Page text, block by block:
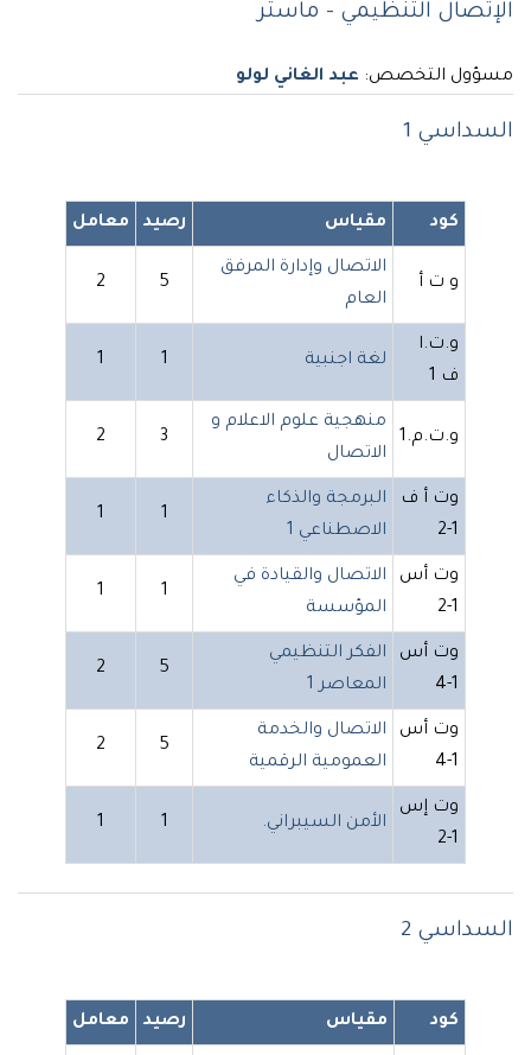
الإتصال التنظيمي - ماستر
مسؤول التخصص: عبد الغاني لولو
السداسي 1
كود مقياس رصيد معامل
و ت أ
الاتصال وإدارة المرفق
العام
5
2
و.ت.ا
ف 1
لغة اجنبية 1
1
و.ت.م.1
منهجية علوم الاعلام و
الاتصال
3
2
وت أ ف
1-2
البرمجة والذكاء
الاصطناعي 1
1
1
وت أس
1-2
الاتصال والقيادة في
المؤسسة
1
1
وت أس
1-4
الفكر التنظيمي
المعاصر 1
5
2
وت أس
1-4
الاتصال والخدمة
العمومية الرقمية
5
2
وت إس
1-2
الأمن السيبراني. 1
1
السداسي 2
كود مقياس رصيد معامل